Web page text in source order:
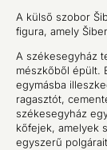
A külső szobor
figura, amely
A székesegyház
mészkőből épült.
egymásba
ragasztót,
székesegyház
kőfejek, amelyek
egyszerű